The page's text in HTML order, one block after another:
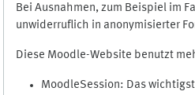
Bei Ausnahmen, zum Beispiel im
unwiderruflich in anonymisierter
Diese Moodle-Website benutzt
MoodleSession: Das